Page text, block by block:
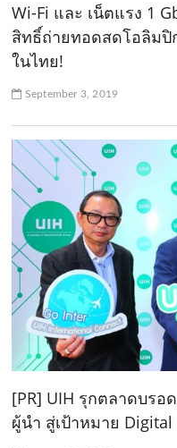
Wi-Fi และ เน็ตแรง 1
สิทธิ์ถ่ายทอดสดโอลิมปิ
ในไทย!
September 3, 2019
[PR] UIH รุกตลาดบร
ผู้นำ สู่เป้าหมาย